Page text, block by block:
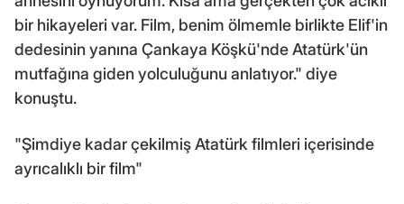
bir hikayeleri var. Film, benim ölmemle birlikte Elif'in
dedesinin yanına Çankaya Köşkü'nde Atatürk'ün
mutfağına giden yolculuğunu anlatıyor." diye
konuştu.
"Şimdiye kadar çekilmiş Atatürk filmleri içerisinde
ayrıcalıklı bir film"